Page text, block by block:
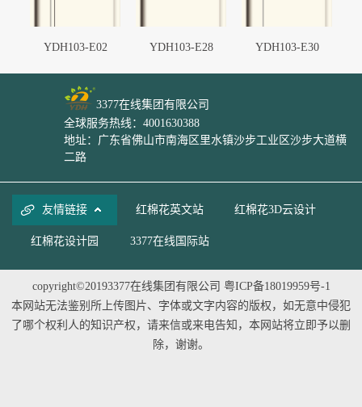
YDH103-E02 YDH103-E28 YDH103-E30
3377在线集团有限公司
全球服务热线：4001630388
地址：广东省佛山市南海区里水镇沙步工业区沙步大道横
二路
友情链接 红棉花英文站 红棉花3D云设计
红棉花设计园 3377在线国际站
copyright©20193377在线集团有限公司 粤ICP备18019959号-1
本网站无法鉴别所上传图片、字体或文字内容的版权，如无意中侵犯
了哪个权利人的知识产权，请来信或来电告知，本网站将立即予以删
除，谢谢。